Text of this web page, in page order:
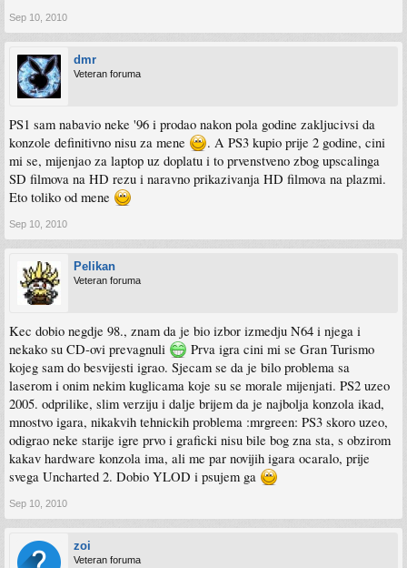
Sep 10, 2010
dmr
Veteran foruma
PS1 sam nabavio neke '96 i prodao nakon pola godine zakljucivsi da
konzole definitivno nisu za mene
. A PS3 kupio prije 2 godine, cini
mi se, mijenjao za laptop uz doplatu i to prvenstveno zbog upscalinga
SD filmova na HD rezu i naravno prikazivanja HD filmova na plazmi.
Eto toliko od mene
Sep 10, 2010
Pelikan
Veteran foruma
Kec dobio negdje 98., znam da je bio izbor izmedju N64 i njega i
nekako su CD-ovi prevagnuli
Prva igra cini mi se Gran Turismo
kojeg sam do besvijesti igrao. Sjecam se da je bilo problema sa
laserom i onim nekim kuglicama koje su se morale mijenjati. PS2 uzeo
2005. odprilike, slim verziju i dalje brijem da je najbolja konzola ikad,
mnostvo igara, nikakvih tehnickih problema :mrgreen: PS3 skoro uzeo,
odigrao neke starije igre prvo i graficki nisu bile bog zna sta, s obzirom
kakav hardware konzola ima, ali me par novijih igara ocaralo, prije
svega Uncharted 2. Dobio YLOD i psujem ga
Sep 10, 2010
zoi
Veteran foruma